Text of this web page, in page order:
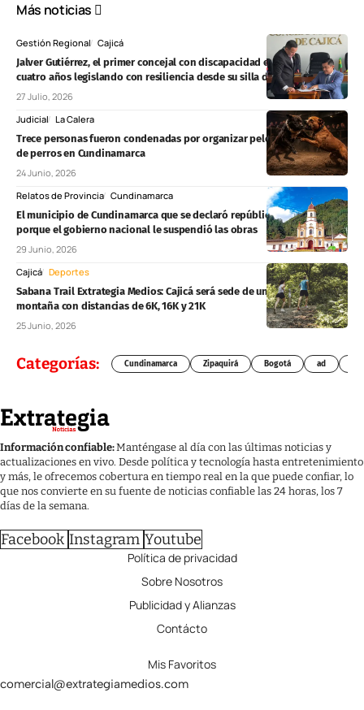
Más noticias
Gestión Regional Cajicá
Jalver Gutiérrez, el primer concejal con discapacidad en Cajicá, lleva
cuatro años legislando con resiliencia desde su silla de ruedas
27 Julio, 2026
Judicial La Calera
Trece personas fueron condenadas por organizar peleas clandestinas
de perros en Cundinamarca
24 Junio, 2026
Relatos de Provincia Cundinamarca
El municipio de Cundinamarca que se declaró república independiente
porque el gobierno nacional le suspendió las obras
29 Junio, 2026
Cajicá Deportes
Sabana Trail Extrategia Medios: Cajicá será sede de una carrera de
montaña con distancias de 6K, 16K y 21K
25 Junio, 2026
Categorías: Cundinamarca Zipaquirá Bogotá ad
Información confiable:Manténgase al día con las últimas noticias y
actualizaciones en vivo. Desde política y tecnología hasta entretenimiento
y más, le ofrecemos cobertura en tiempo real en la que puede confiar, lo
que nos convierte en su fuente de noticias confiable las 24 horas, los 7
días de la semana.
Facebook Instagram Youtube
Política de privacidad
Sobre Nosotros
Publicidad y Alianzas
Contácto
Mis Favoritos
comercial@extrategiamedios.com